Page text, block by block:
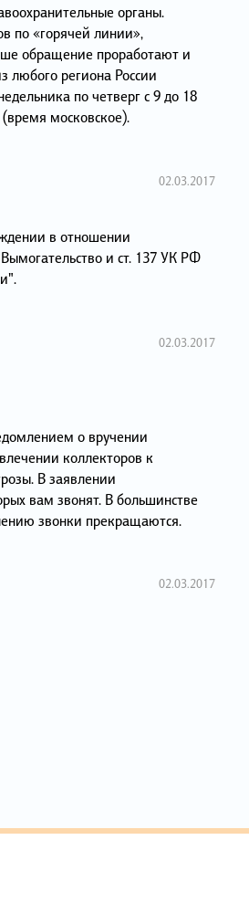
органы.
по «горячей линии»,
обращение проработают и
любого региона России
по четверг с 9 до 18
московское).
02.03.2017
в отношении
и ст. 137 УК РФ
02.03.2017
о вручении
коллекторов к
В заявлении
вам звонят. В большинстве
звонки прекращаются.
02.03.2017